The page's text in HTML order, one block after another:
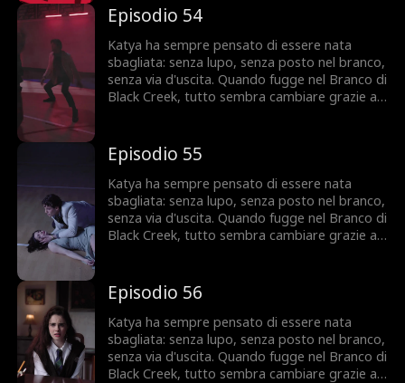
condannarla, e qualcuno del suo passato è
pronto a riprendersela a ogni costo. Fidarsi di
Ezra sarà la sua salvezza... o il suo errore più
grande?
Episodio 54
Katya ha sempre pensato di essere nata
sbagliata: senza lupo, senza posto nel branco,
senza via d'uscita. Quando fugge nel Branco di
Black Creek, tutto sembra cambiare grazie a
condannarla, e qualcuno del suo passato è
pronto a riprendersela a ogni costo. Fidarsi di
Ezra sarà la sua salvezza... o il suo errore più
grande?
Episodio 55
Katya ha sempre pensato di essere nata
sbagliata: senza lupo, senza posto nel branco,
senza via d'uscita. Quando fugge nel Branco di
Black Creek, tutto sembra cambiare grazie a
condannarla, e qualcuno del suo passato è
pronto a riprendersela a ogni costo. Fidarsi di
Ezra sarà la sua salvezza... o il suo errore più
grande?
Episodio 56
Katya ha sempre pensato di essere nata
sbagliata: senza lupo, senza posto nel branco,
senza via d'uscita. Quando fugge nel Branco di
Black Creek, tutto sembra cambiare grazie a